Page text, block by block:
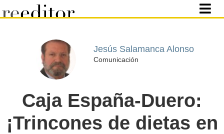
Jesús Salamanca Alonso
Comunicación
Caja España-Duero:
¡Trincones de dietas en